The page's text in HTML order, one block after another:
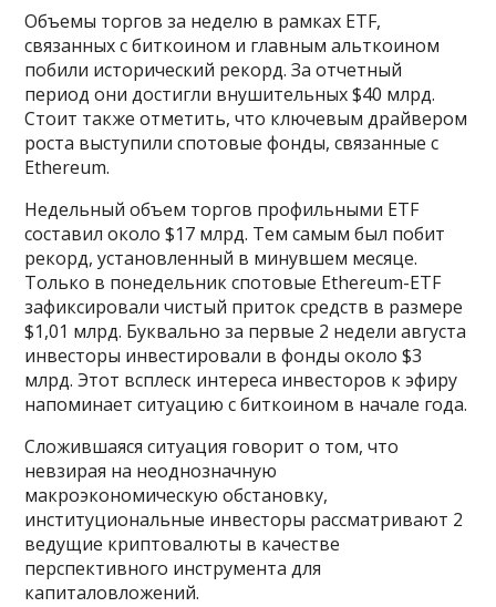
Объемы торгов за неделю в рамках ETF,
связанных с биткоином и главным альткоином
побили исторический рекорд. За отчетный
период они достигли внушительных $40 млрд.
Стоит также отметить, что ключевым драйвером
роста выступили спотовые фонды, связанные с
Ethereum.
Недельный объем торгов профильными ETF
составил около $17 млрд. Тем самым был побит
рекорд, установленный в минувшем месяце.
Только в понедельник спотовые Ethereum-ETF
зафиксировали чистый приток средств в размере
$1,01 млрд. Буквально за первые 2 недели августа
инвесторы инвестировали в фонды около $3
млрд. Этот всплеск интереса инвесторов к эфиру
напоминает ситуацию с биткоином в начале года.
Сложившаяся ситуация говорит о том, что
невзирая на неоднозначную
макроэкономическую обстановку,
институциональные инвесторы рассматривают 2
ведущие криптовалюты в качестве
перспективного инструмента для
капиталовложений.